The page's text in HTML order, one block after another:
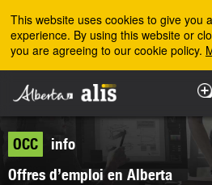
This website uses cookies to give you
experience. By using this website or
you are agreeing to our cookie policy.
OCC
info
Offres d’emploi en Alberta